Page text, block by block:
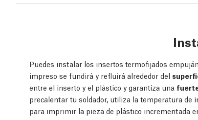
Puedes instalar los insertos termofijados
impreso se fundirá y refluirá alrededor del
entre el inserto y el plástico y garantiza una
precalentar tu soldador, utiliza la temperatura
para imprimir la pieza de plástico incrementada